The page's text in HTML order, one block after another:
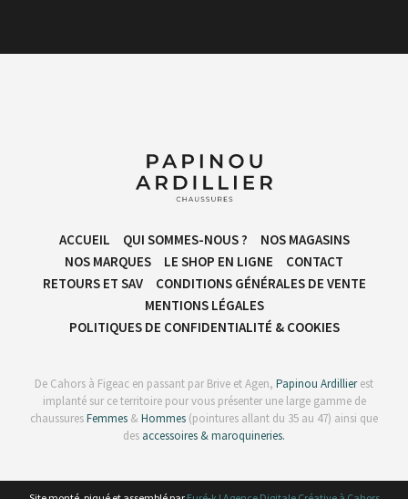
ACCUEIL QUI SOMMES-NOUS ?
NOS MAGASINS
NOS MARQUES
LE SHOP EN LIGNE
CONTACT
RETOURS ET SAV
CONDITIONS GÉNÉRALES DE VENTE​
MENTIONS LÉGALES
POLITIQUES DE CONFIDENTIALITÉ & COOKIES
De Cahors à Figeac en passant par Brive et Agen, Papinou Ardillierest
implanté sur ce territoire pour vous présenter une large gamme de
chaussuresFemmes &Hommes (pointures allant du 35 au 47) ainsi que
des accessoires & maroquineries.